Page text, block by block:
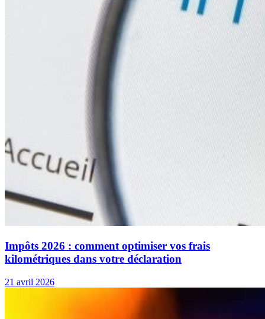
Impôts 2026 : comment optimiser vos frais
kilométriques dans votre déclaration
21 avril 2026